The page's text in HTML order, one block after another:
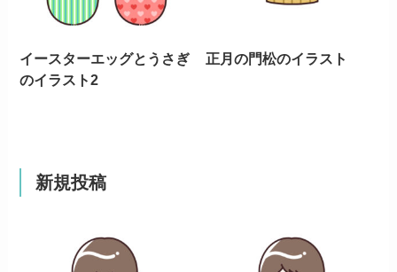
イースターエッグとうさぎ
のイラスト2
正月の門松のイラスト
新規投稿